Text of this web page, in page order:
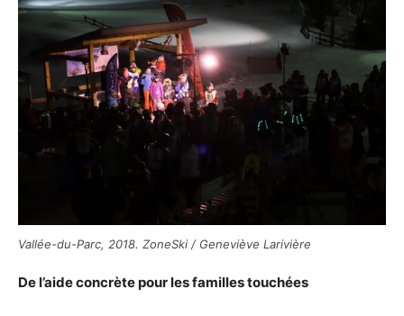
Vallée-du-Parc, 2018. ZoneSki / Geneviève Larivière
De l’aide concrète pour les familles touchées